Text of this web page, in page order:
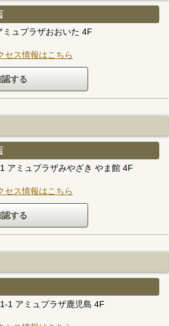
ュプラザおおいた 4F
セス情報はこちら
アミュプラザみやざき やま館 4F
セス情報はこちら
1 アミュプラザ鹿児島 4F